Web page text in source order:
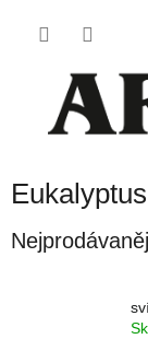
Eukalyptus